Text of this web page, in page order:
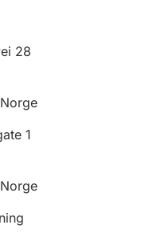
28
Norge
1
Norge